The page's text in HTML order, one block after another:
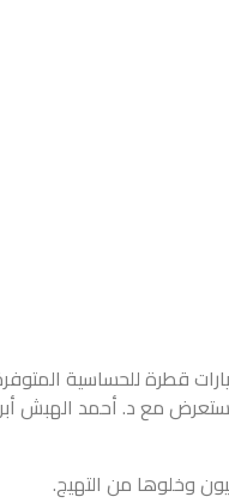
قطرة للحساسية
نستعرض مع د. أحمد الهبش
وخلوها من التهيج.